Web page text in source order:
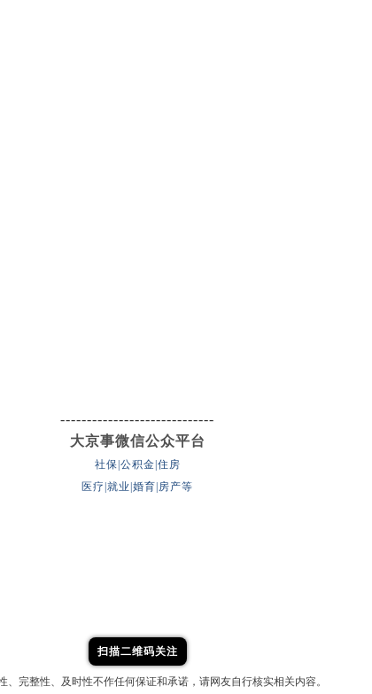
-----------------------------
大京事微信公众平台
社保|公积金|住房
医疗|就业|婚育|房产等
扫描二维码关注
完整性、及时性不作任何保证和承诺，请网友自行核实相关内容。